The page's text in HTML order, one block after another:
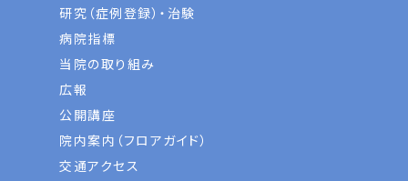
研究（症例登録）・治験
病院指標
当院の取り組み
広報
公開講座
院内案内（フロアガイド）
交通アクセス